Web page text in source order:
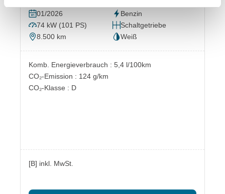
01/2026
Benzin
74 kW (101 PS)
Schaltgetriebe
8.500 km
Weiß
Komb. Energieverbrauch : 5,4 l/100km
CO₂-Emission : 124 g/km
CO₂-Klasse : D
[B] inkl. MwSt.